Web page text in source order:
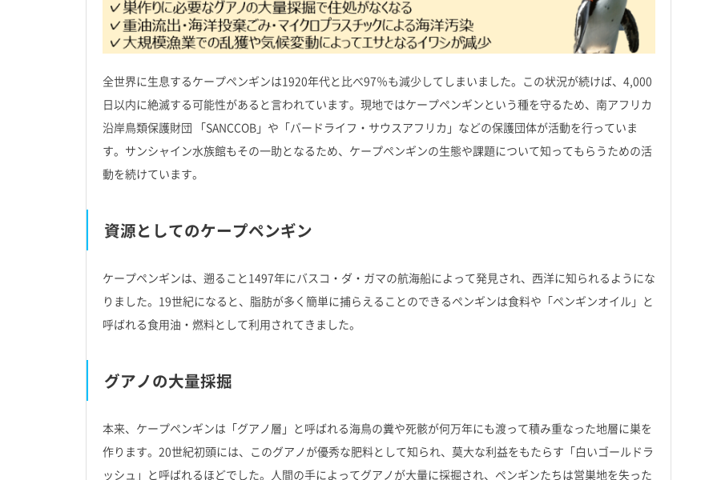
全世界に生息するケープペンギンは1920年代と比べ97％も減少してしまいました。この状況が続けば、4,000
日以内に絶滅する可能性があると言われています。現地ではケープペンギンという種を守るため、南アフリカ
沿岸鳥類保護財団 「SANCCOB」や「バードライフ・サウスアフリカ」などの保護団体が活動を行っていま
す。サンシャイン水族館もその一助となるため、ケープペンギンの生態や課題について知ってもらうための活
動を続けています。
資源としてのケープペンギン
ケープペンギンは、遡ること1497年にバスコ・ダ・ガマの航海船によって発見され、西洋に知られるようにな
りました。19世紀になると、脂肪が多く簡単に捕らえることのできるペンギンは食料や「ペンギンオイル」と
呼ばれる食用油・燃料として利用されてきました。
グアノの大量採掘
本来、ケープペンギンは「グアノ層」と呼ばれる海鳥の糞や死骸が何万年にも渡って積み重なった地層に巣を
作ります。20世紀初頭には、このグアノが優秀な肥料として知られ、莫大な利益をもたらす「白いゴールドラ
ッシュ」と呼ばれるほどでした。人間の手によってグアノが大量に採掘され、ペンギンたちは営巣地を失った